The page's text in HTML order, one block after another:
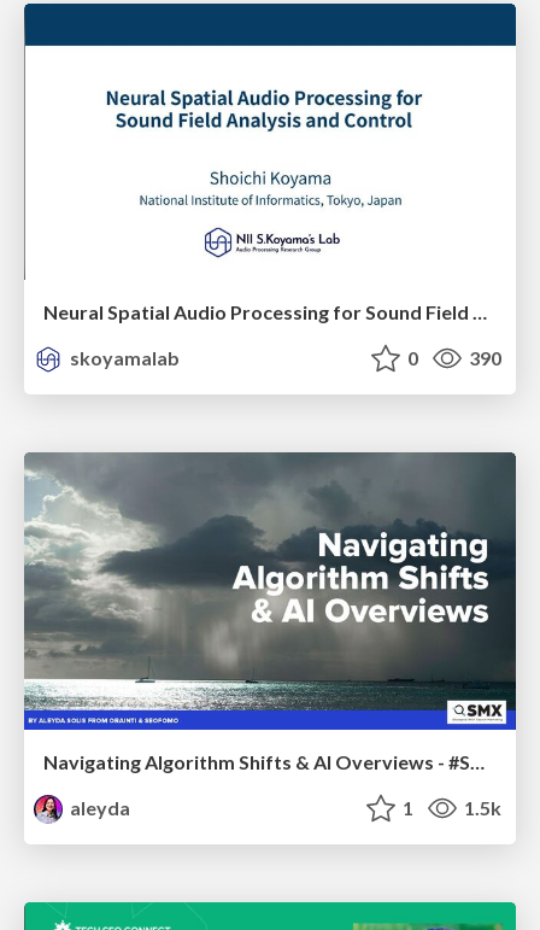
Neural Spatial Audio Processing for Sound Field Analysis and Control
skoyamalab
0 390
Navigating Algorithm Shifts & AI Overviews - #SMXNext
aleyda
1 1.5k